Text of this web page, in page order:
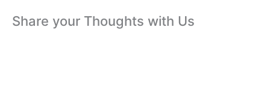
Share your Thoughts with Us